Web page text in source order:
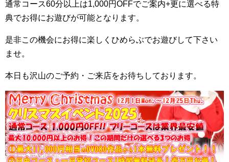
通常コース60分以上は1,000円OFFでご案内+更に選べる特
典でお得にお遊びが可能となります。
是非この機会にお得に楽しくひめらぶでお遊びして下さい
ませ。
本日も沢山のご予約・ご来店をお待ちしております。